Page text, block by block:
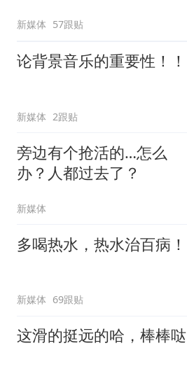
新媒体 57跟贴
论背景音乐的重要性！！
新媒体 2跟贴
旁边有个抢活的…怎么
办？人都过去了？
新媒体
多喝热水，热水治百病！
新媒体 69跟贴
这滑的挺远的哈，棒棒哒